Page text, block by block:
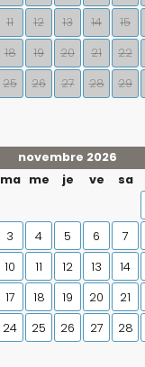
11 12 13 14 15
18 19 20 21 22
25 26 27 28 29
novembre 2026
ma me je ve sa
3 4 5 6 7
10 11 12 13 14
17 18 19 20 21
24 25 26 27 28